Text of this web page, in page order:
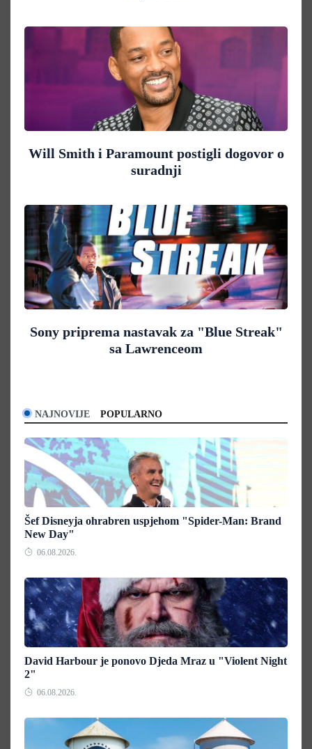
Will Smith i Paramount postigli dogovor o
suradnji
Sony priprema nastavak za "Blue Streak"
sa Lawrenceom
NAJNOVIJE POPULARNO
Šef Disneyja ohrabren uspjehom "Spider-Man: Brand
New Day"
06.08.2026.
David Harbour je ponovo Djeda Mraz u "Violent Night
2"
06.08.2026.